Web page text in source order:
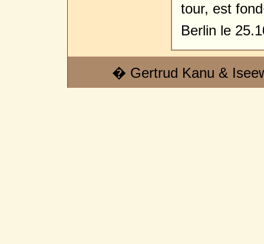
tour, est
Berlin le
� Gertrud Kanu &